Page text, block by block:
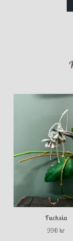
Fuchsia
990 kr